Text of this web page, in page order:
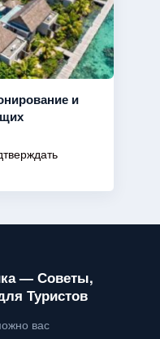
и
— Советы,
Туристов
вас